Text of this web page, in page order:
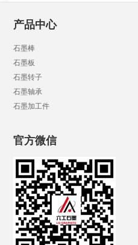
产品中心
石墨棒
石墨板
石墨转子
石墨轴承
石墨加工件
官方微信